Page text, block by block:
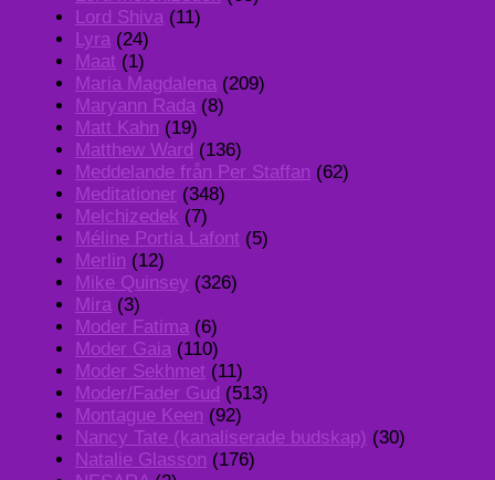
Lord Shiva (11)
Lyra (24)
Maat (1)
Maria Magdalena (209)
Maryann Rada (8)
Matt Kahn (19)
Matthew Ward (136)
Meddelande från Per Staffan (62)
Meditationer (348)
Melchizedek (7)
Méline Portia Lafont (5)
Merlin (12)
Mike Quinsey (326)
Mira (3)
Moder Fatima (6)
Moder Gaia (110)
Moder Sekhmet (11)
Moder/Fader Gud (513)
Montague Keen (92)
Nancy Tate (kanaliserade budskap) (30)
Natalie Glasson (176)